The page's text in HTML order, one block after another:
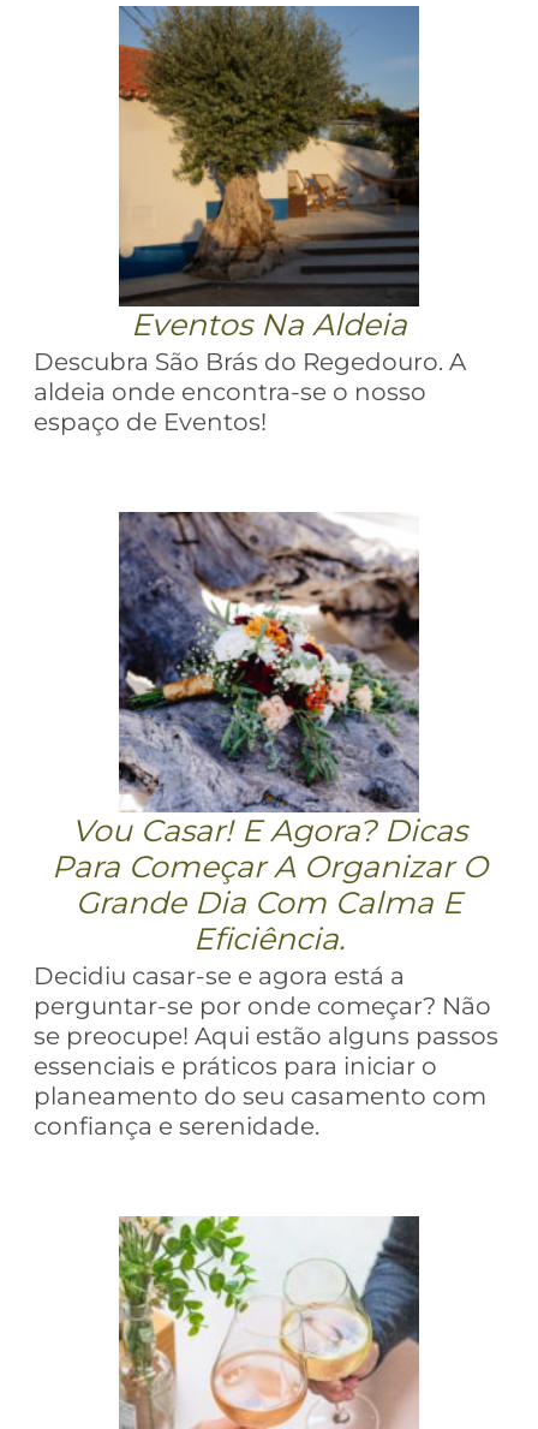
Eventos Na Aldeia
Descubra São Brás do Regedouro. A
aldeia onde encontra-se o nosso
espaço de Eventos!
Vou Casar! E Agora? Dicas
Para Começar A Organizar O
Grande Dia Com Calma E
Eficiência.
Decidiu casar-se e agora está a
perguntar-se por onde começar? Não
se preocupe! Aqui estão alguns passos
essenciais e práticos para iniciar o
planeamento do seu casamento com
confiança e serenidade.